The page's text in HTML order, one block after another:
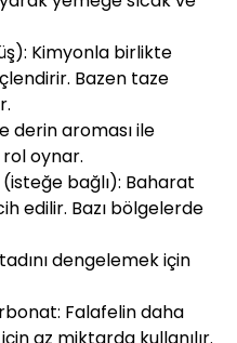
Kimyonla birlikte
Bazen taze
derin aroması ile
oynar.
bağlı): Baharat
edilir. Bazı bölgelerde
dengelemek için
Falafelin daha
az miktarda kullanılır.